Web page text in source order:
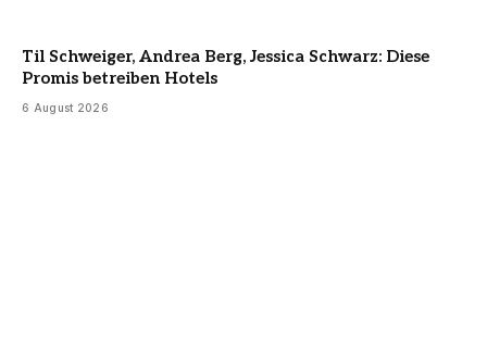
Til Schweiger, Andrea Berg, Jessica Schwarz: Diese
Promis betreiben Hotels
6 August 2026